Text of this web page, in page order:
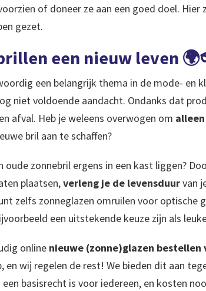
of doneer ze aan een goed doel.
gezet.
een nieuw leven
een belangrijk thema in de mode- en
niet voldoende aandacht. Ondanks dat
afval. Heb je weleens overwogen om
bril aan te schaffen?
oude zonnebril ergens in een kast liggen?
plaatsen,verleng je de levensduurvan
zelfs zonneglazen omruilen voor optische
een uitstekende keuze zijn als
online nieuwe (zonne)glazen bestellen
en wij regelen de rest! We bieden dit aan
basisrecht is voor iedereen, en kosten